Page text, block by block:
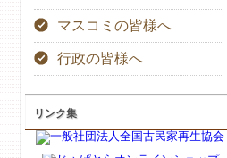
マスコミの皆様へ
行政の皆様へ
リンク集